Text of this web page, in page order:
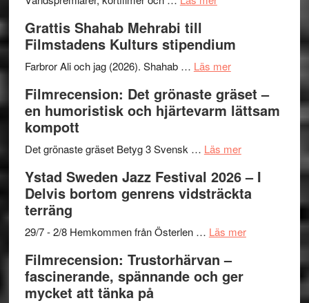
Files:
I
Want
Believe
–
Frankenshtey
med
Fox
och
Scully
West
presenterar
nya
titlar
årets
Grattis Shahab Mehrabi till
Filmstadens Kulturs stipendium
Farbror Ali och jag (2026). Shahab … Läs merom
Shahab
Mehrabi
Filmstadens
stipendium
Filmrecension: Det grönaste gräset –
en humoristisk och hjärtevarm lättsam
kompott
Det grönaste gräset Betyg 3 Svensk … Läs merom
Det
grönaste
–
och
Ystad Sweden Jazz Festival 2026 – I
Delvis bortom genrens vidsträckta
terräng
29/7 - 2/8 Hemkommen från Österlen … Läs merom
Filmrecension: Trustorhärvan –
fascinerande, spännande och ger
mycket att tänka på